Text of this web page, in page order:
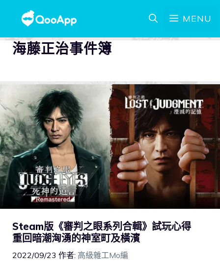
MENU
海藤正治事件簿
Steam版《審判之眼系列合輯》試玩心得
重回暗潮洶湧的神室町及橫濱
2022/09/23 作者: 高級雜工Mo編